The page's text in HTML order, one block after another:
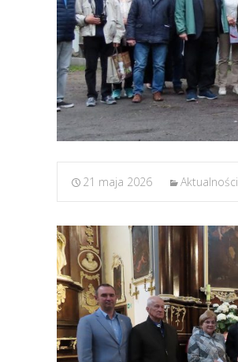
21 maja 2026 Aktualności